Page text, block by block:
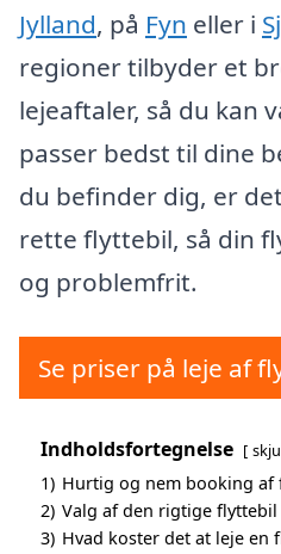
Jylland, på Fyn eller i
regioner tilbyder et
lejeaftaler, så du kan
passer bedst til dine
du befinder dig, er
rette flyttebil, så din
og problemfrit.
Se priser på leje af
Indholdsfortegnelse
1) Hurtig og nem booking af
2) Valg af den rigtige
3) Hvad koster det at leje en